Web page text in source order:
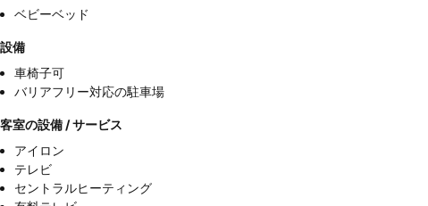
ベビーベッド
設備
車椅子可
バリアフリー対応の駐車場
客室の設備 / サービス
アイロン
テレビ
セントラルヒーティング